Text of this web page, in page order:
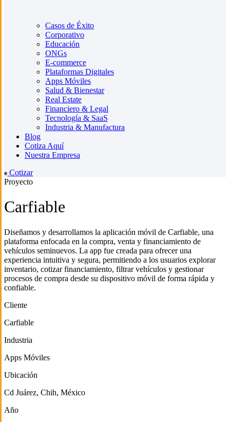
Casos de Éxito
Corporativo
Educación
ONGs
E-commerce
Plataformas Digitales
Apps Móviles
Salud & Bienestar
Real Estate
Financiero & Legal
Tecnología & SaaS
Industria & Manufactura
Blog
Cotiza Aquí
Nuestra Empresa
Cotizar
Proyecto
Carfiable
Diseñamos y desarrollamos la aplicación móvil de Carfiable, una
plataforma enfocada en la compra, venta y financiamiento de
vehículos seminuevos. La app fue creada para ofrecer una
experiencia intuitiva y segura, permitiendo a los usuarios explorar
inventario, cotizar financiamiento, filtrar vehículos y gestionar
procesos de compra desde su dispositivo móvil de forma rápida y
confiable.
Cliente
Carfiable
Industria
Apps Móviles
Ubicación
Cd Juárez, Chih, México
Año